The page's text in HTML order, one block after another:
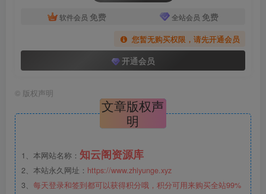
软件会员 免费 全站会员 免费
您暂无购买权限，请先开通会员
开通会员
© 版权声明
文章版权声
明
1、本网站名称： 知云阁资源库
2、本站永久网址： https://www.zhiyunge.xyz
3、 每天登录和签到都可以获得积分哦，积分可用来购买全站99%